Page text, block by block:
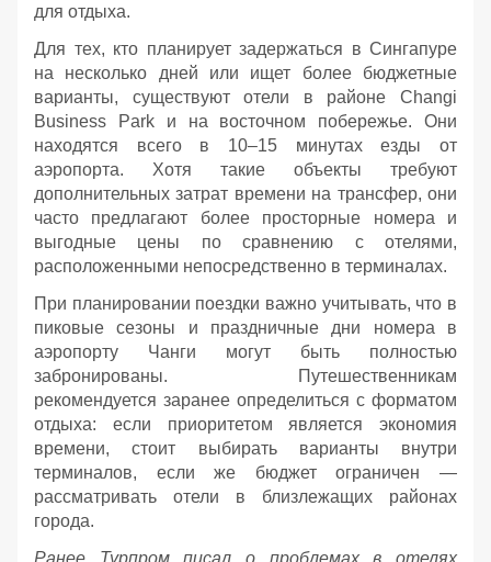
для отдыха.
Для тех, кто планирует задержаться в Сингапуре
на несколько дней или ищет более бюджетные
варианты, существуют отели в районе Changi
Business Park и на восточном побережье. Они
находятся всего в 10–15 минутах езды от
аэропорта. Хотя такие объекты требуют
дополнительных затрат времени на трансфер, они
часто предлагают более просторные номера и
выгодные цены по сравнению с отелями,
расположенными непосредственно в терминалах.
При планировании поездки важно учитывать, что в
пиковые сезоны и праздничные дни номера в
аэропорту Чанги могут быть полностью
забронированы. Путешественникам
рекомендуется заранее определиться с форматом
отдыха: если приоритетом является экономия
времени, стоит выбирать варианты внутри
терминалов, если же бюджет ограничен —
рассматривать отели в близлежащих районах
города.
Ранее Турпром писал о проблемах в отелях